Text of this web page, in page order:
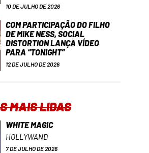
10 DE JULHO DE 2026
COM PARTICIPAÇÃO DO FILHO
DE MIKE NESS, SOCIAL
DISTORTION LANÇA VÍDEO
PARA “TONIGHT”
12 DE JULHO DE 2026
MAIS LIDAS
WHITE MAGIC
HOLLYWAND
7 DE JULHO DE 2026